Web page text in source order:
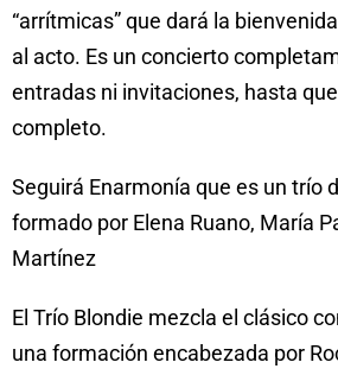
“arrítmicas” que dará la
al acto. Es un concierto
entradas ni invitaciones, hasta
completo.
Seguirá Enarmonía que es un trío
formado por Elena Ruano, María
Martínez
El Trío Blondie mezcla el clásico
una formación encabezada por